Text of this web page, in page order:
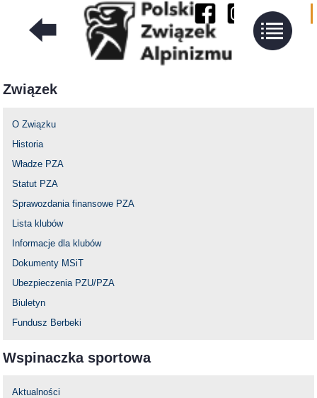
Związek
O Związku
Historia
Władze PZA
Statut PZA
Sprawozdania finansowe PZA
Lista klubów
Informacje dla klubów
Dokumenty MSiT
Ubezpieczenia PZU/PZA
Biuletyn
Fundusz Berbeki
Wspinaczka sportowa
Aktualności